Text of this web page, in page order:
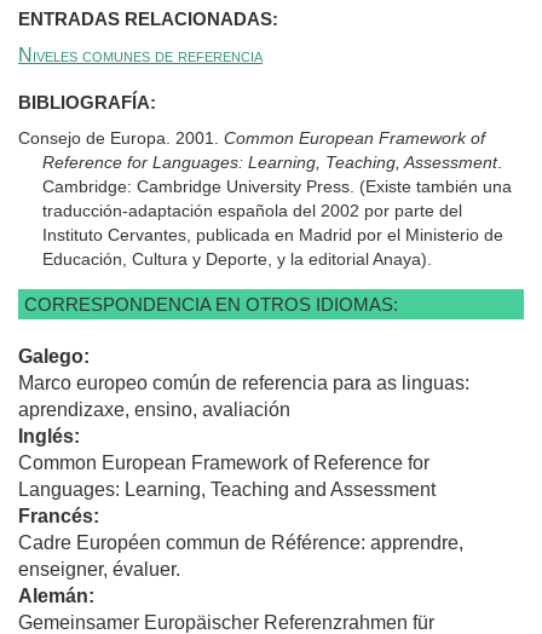
ENTRADAS RELACIONADAS:
Niveles comunes de referencia
BIBLIOGRAFÍA:
Consejo de Europa. 2001. Common European Framework of
Reference for Languages: Learning, Teaching, Assessment.
Cambridge: Cambridge University Press. (Existe también una
traducción-adaptación española del 2002 por parte del
Instituto Cervantes, publicada en Madrid por el Ministerio de
Educación, Cultura y Deporte, y la editorial Anaya).
CORRESPONDENCIA EN OTROS IDIOMAS:
Galego:
Marco europeo común de referencia para as linguas:
aprendizaxe, ensino, avaliación
Inglés:
Common European Framework of Reference for
Languages: Learning, Teaching and Assessment
Francés:
Cadre Européen commun de Référence: apprendre,
enseigner, évaluer.
Alemán:
Gemeinsamer Europäischer Referenzrahmen für